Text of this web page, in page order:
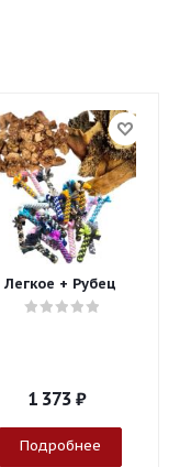
Легкое + Рубец
1 373 ₽
Подробнее